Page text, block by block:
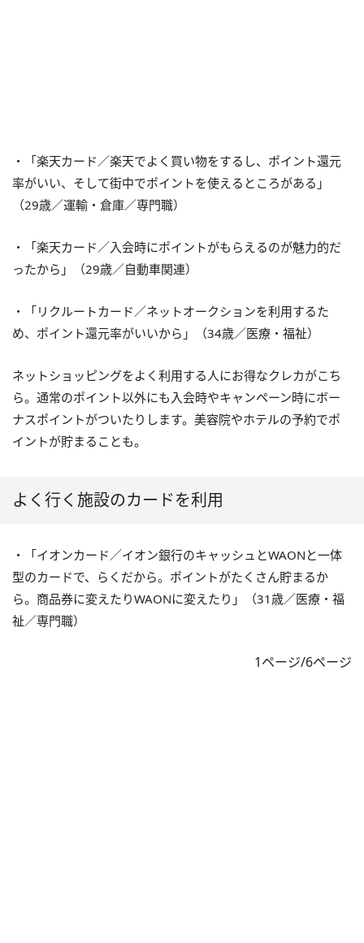
・「楽天カード／楽天でよく買い物をするし、ポイント還元
率がいい、そして街中でポイントを使えるところがある」
（29歳／運輸・倉庫／専門職）
・「楽天カード／入会時にポイントがもらえるのが魅力的だ
ったから」（29歳／自動車関連）
・「リクルートカード／ネットオークションを利用するた
め、ポイント還元率がいいから」（34歳／医療・福祉）
ネットショッピングをよく利用する人にお得なクレカがこち
ら。通常のポイント以外にも入会時やキャンペーン時にボー
ナスポイントがついたりします。美容院やホテルの予約でポ
イントが貯まることも。
よく行く施設のカードを利用
・「イオンカード／イオン銀行のキャッシュとWAONと一体
型のカードで、らくだから。ポイントがたくさん貯まるか
ら。商品券に変えたりWAONに変えたり」（31歳／医療・福
祉／専門職）
1ページ/6ページ